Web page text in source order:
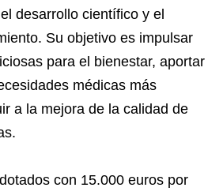
desarrollo científico y el
Su objetivo es impulsar
para el bienestar, aportar
médicas más
a la mejora de la calidad de
con 15.000 euros por